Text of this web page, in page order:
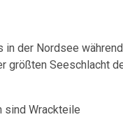
der Nordsee während
größten Seeschlacht
sind Wrackteile